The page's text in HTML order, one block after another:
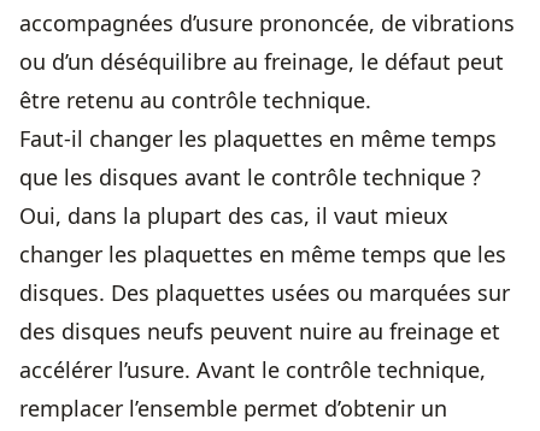
accompagnées d’usure prononcée, de vibrations
ou d’un déséquilibre au freinage, le défaut peut
être retenu au contrôle technique.
Faut-il changer les plaquettes en même temps
que les disques avant le contrôle technique ?
Oui, dans la plupart des cas, il vaut mieux
changer les plaquettes en même temps que les
disques. Des plaquettes usées ou marquées sur
des disques neufs peuvent nuire au freinage et
accélérer l’usure. Avant le contrôle technique,
remplacer l’ensemble permet d’obtenir un